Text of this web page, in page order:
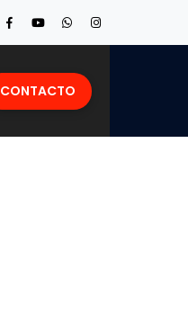
Facebook
Profile
Youtube
Profile
Vimeo
Profile
Instagram
Profile
CONTACTO